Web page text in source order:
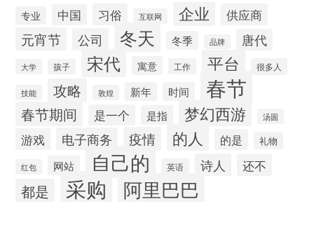
专业 中国 习俗 互联网 企业 供应商
元宵节 公司 冬天 冬季 品牌 唐代
大学 孩子 宋代 寓意 工作 平台 很多人
技能 攻略 敦煌 新年 时间 春节
春节期间 是一个 是指 梦幻西游 汤圆
游戏 电子商务 疫情 的人 的是 礼物
红包 网站 自己的 英语 诗人 还不
都是 采购 阿里巴巴